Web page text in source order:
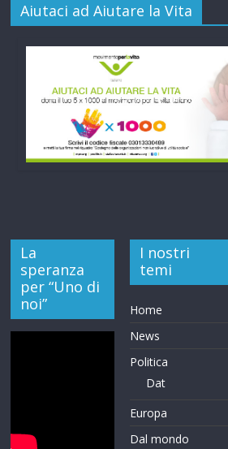
Aiutaci ad Aiutare la Vita
La
speranza
per “Uno di
noi”
I nostri
temi
Home
News
Politica
Dat
Europa
Dal mondo